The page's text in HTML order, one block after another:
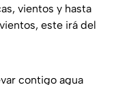
vientos y hasta
este irá del
contigo agua